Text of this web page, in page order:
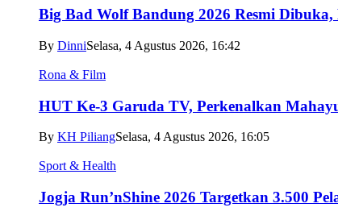
Big Bad Wolf Bandung 2026 Resmi
By DinniSelasa, 4 Agustus 2026, 16:42
Rona & Film
HUT Ke-3 Garuda TV, Perkenalkan
By KH PiliangSelasa, 4 Agustus 2026, 16:05
Sport & Health
Jogja Run’nShine 2026 Targetkan 3.500